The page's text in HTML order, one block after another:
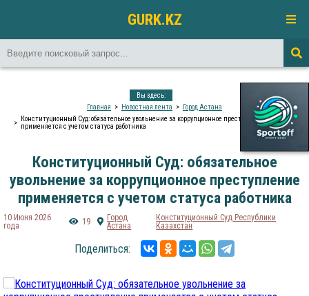
GURK.KZ
Вы здесь:
Главная
Новостная лента
Город Астана
Конституционный Суд: обязательное увольнение за коррупционное преступление
применяется с учетом статуса работника
Конституционный Суд: обязательное
увольнение за коррупционное преступление
применяется с учетом статуса работника
10 Июня 2026
года
19
Город
Астана
Конституционный Суд Республики
Казахстан
Поделиться: